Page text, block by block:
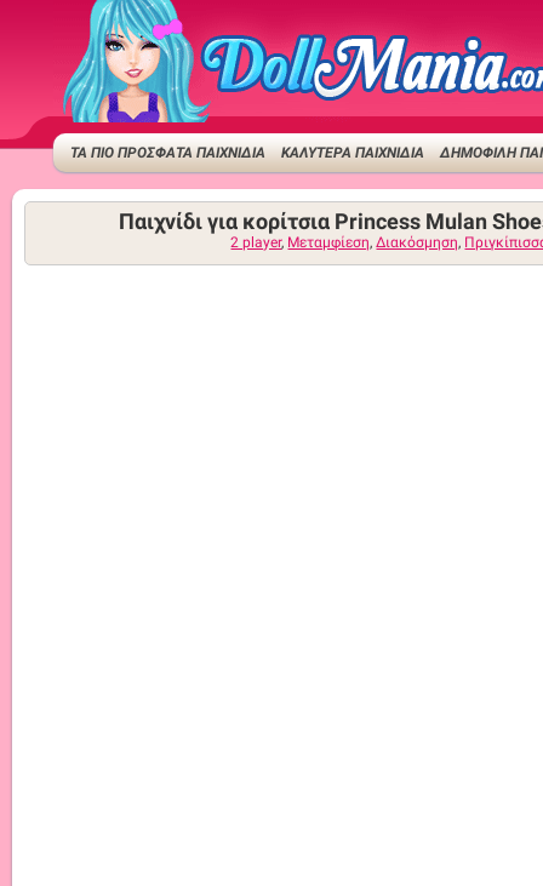
ΤΑ ΠΙΟ ΠΡΟΣΦΑΤΑ ΠΑΙΧΝΙΔΙΑ ΚΑΛΥΤΕΡΑ ΠΑΙΧΝΙΔΙΑ ΔΗΜΟΦΙΛΉ
Παιχνίδι για κορίτσια Princess Mulan
2 player, Μεταμφίεση,Διακόσμηση,